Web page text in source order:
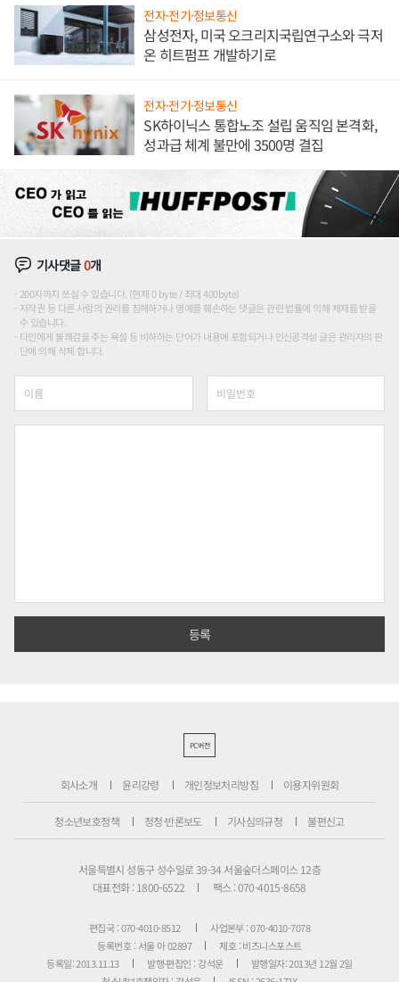
전자·전기·정보통신
삼성전자, 미국 오크리지국립연구소와 극저
온 히트펌프 개발하기로
전자·전기·정보통신
SK하이닉스 통합노조 설립 움직임 본격화,
성과급 체계 불만에 3500명 결집
기사댓글0개
200자까지 쓰실 수 있습니다. (현재 0 byte / 최대 400byte)
저작권 등 다른 사람의 권리를 침해하거나 명예를 훼손하는 댓글은 관련 법률에 의해 제재를 받을
수 있습니다.
타인에게 불쾌감을 주는 욕설 등 비하하는 단어가 내용에 포함되거나 인신공격성 글은 관리자의 판
단에 의해 삭제 합니다.
PC버전
회사소개 윤리강령 개인정보처리방침 이용자위원회
청소년보호정책 정정·반론보도 기사심의규정 불편신고
서울특별시 성동구 성수일로 39-34 서울숲더스페이스 12층
대표전화 : 1800-6522
팩스 : 070-4015-8658
편집국 : 070-4010-8512
사업본부 : 070-4010-7078
등록번호 : 서울 아 02897
제호 : 비즈니스포스트
등록일: 2013.11.13
발행·편집인 : 강석운
발행일자: 2013년 12월 2일